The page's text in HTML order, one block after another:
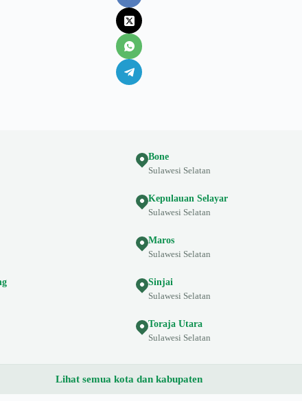
Bone
Sulawesi Selatan
Kepulauan Selayar
Sulawesi Selatan
Maros
Sulawesi Selatan
Sinjai
Sulawesi Selatan
Toraja Utara
Sulawesi Selatan
Lihat semua kota dan kabupaten